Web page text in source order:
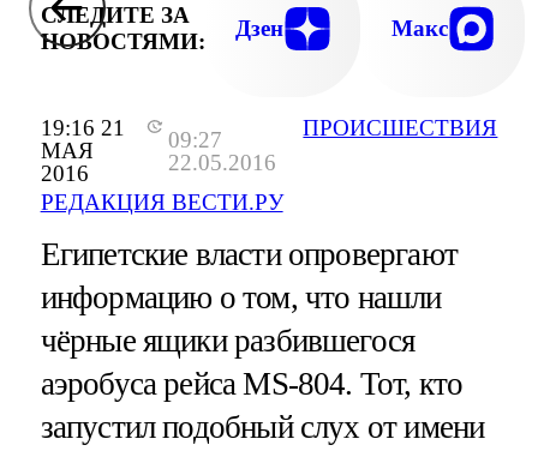
19:16 21
МАЯ
2016
09:27
22.05.2016
РЕДАКЦИЯ ВЕСТИ.РУ
ПРОИСШЕСТВИЯ
СЛЕДИТЕ ЗА
НОВОСТЯМИ:
Дзен Макс
Египетские власти опровергают
информацию о том, что нашли
чёрные ящики разбившегося
аэробуса рейса MS-804. Тот, кто
запустил подобный слух от имени